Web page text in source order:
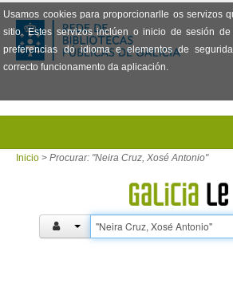
Usamos cookies para proporcionarlle os servizos
sitio. Estes servizos inclúen o inicio de sesión
preferencias do idioma e elementos de
correcto funcionamento da aplicación.
INICIO
PRÉSTAMO
Inicio > Procurar: "Neira Cruz, Xosé Antonio"